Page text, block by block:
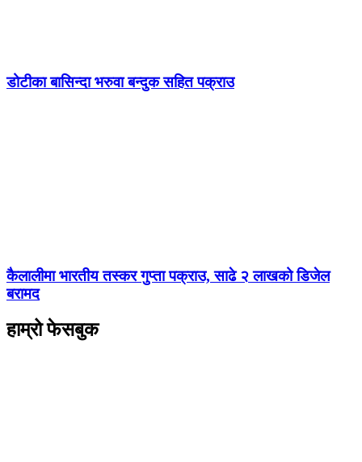
डोटीका बासिन्दा भरुवा बन्दुक सहित पक्राउ
कैलालीमा भारतीय तस्कर गुप्ता पक्राउ, साढे २ लाखको डिजेल
बरामद
हाम्रो फेसबुक